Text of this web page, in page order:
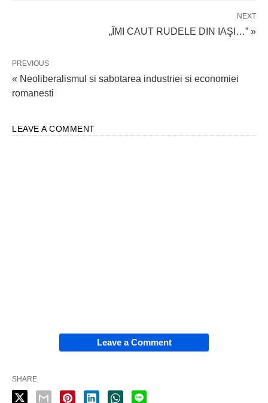
NEXT
„ÎMI CAUT RUDELE DIN IAŞI…” »
PREVIOUS
« Neoliberalismul si sabotarea industriei si economiei
romanesti
LEAVE A COMMENT
Leave a Comment
SHARE